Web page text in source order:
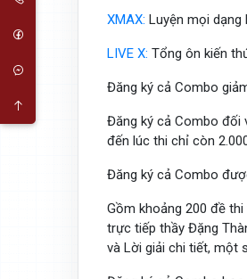
XMAX: Luyện mọi
LIVE X: Tổng ôn kiến
Đăng ký cả Combo
Đăng ký cả Combo đối
đến lúc thi chỉ còn
Đăng ký cả Combo
Gồm khoảng 200 đề
trực tiếp thầy Đặng
và Lời giải chi tiết, một